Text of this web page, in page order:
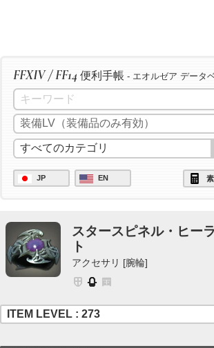
FFXIV / FF14 便利手帳 - エオルゼア データ
JP EN
スタースピネル・ヒー
ト
アクセサリ [腕輪]
ITEM LEVEL : 273